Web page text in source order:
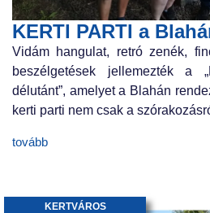
KERTI PARTI a
Vidám hangulat, retró zenék,
beszélgetések jellemezték a
délutánt”, amelyet a Blahán
kerti parti nem csak a
tovább
KERTVÁROS